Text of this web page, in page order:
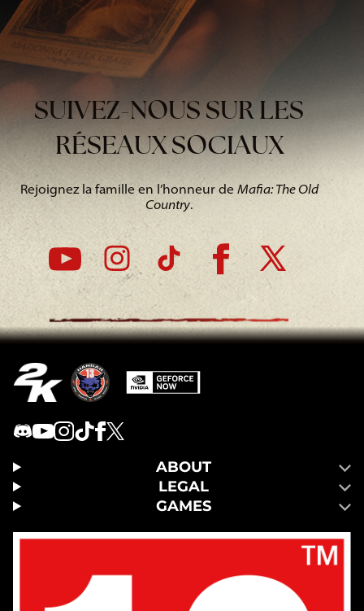
SUIVEZ-NOUS SUR LES
RÉSEAUX SOCIAUX
Rejoignez la famille en l’honneur de Mafia: The Old
Country.
ABOUT
LEGAL
GAMES